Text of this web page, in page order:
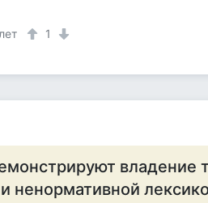
1
владение
ненормативной